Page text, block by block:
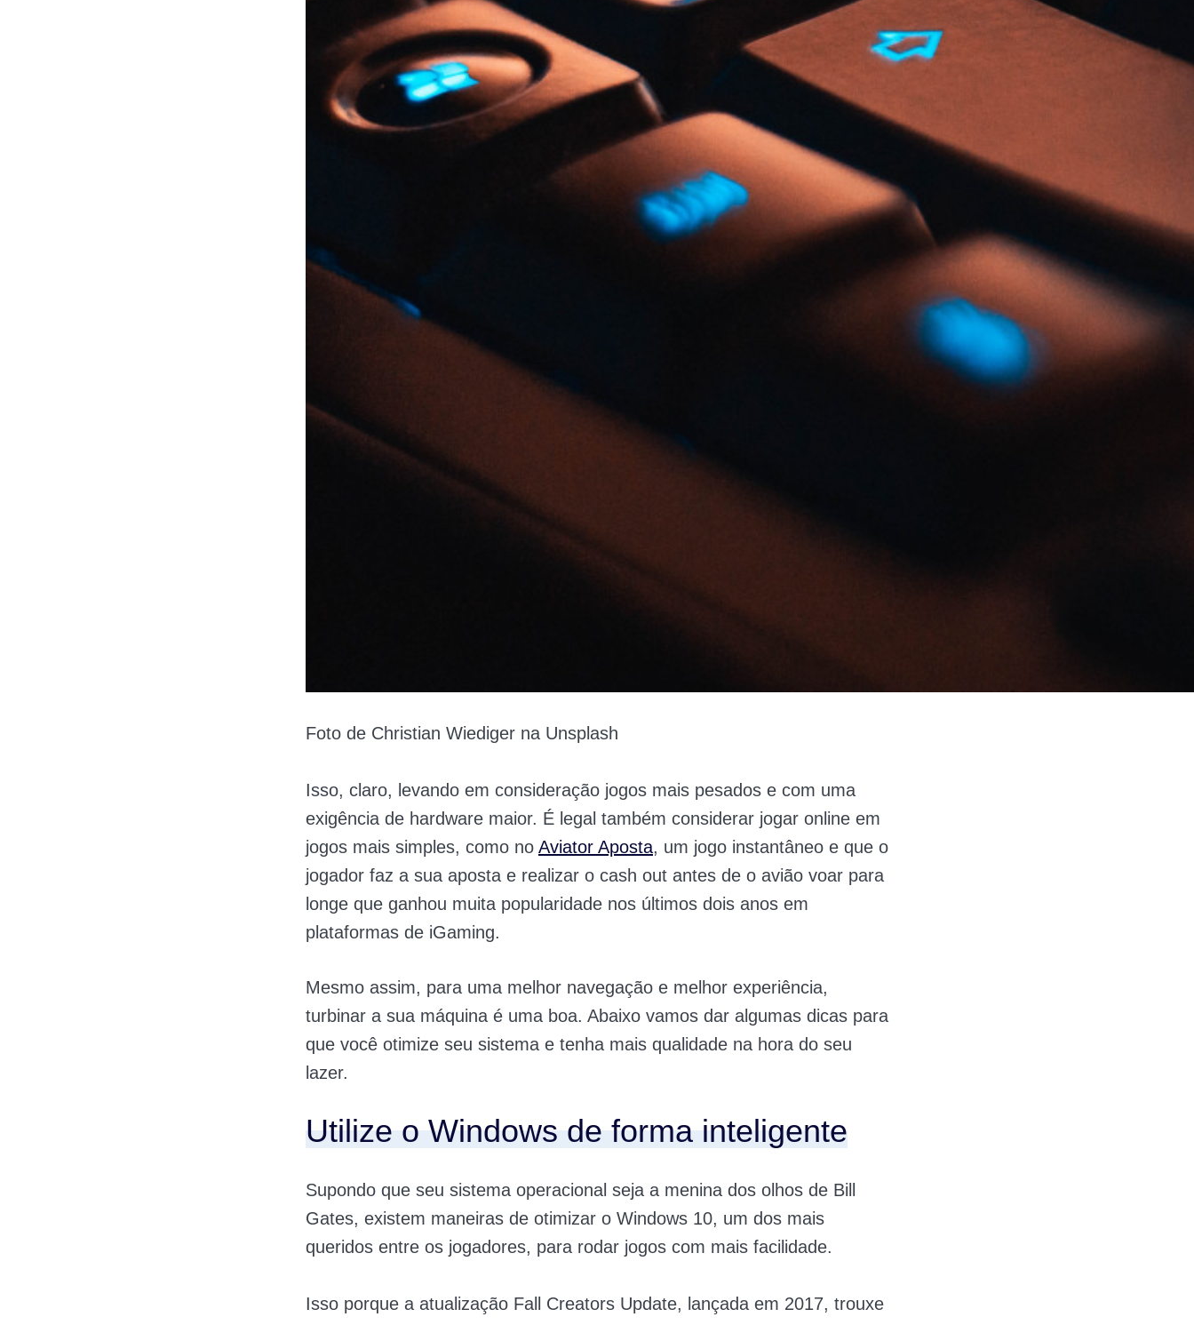
Foto de Christian Wiediger na Unsplash
Isso, claro, levando em consideração jogos mais pesados e com uma
exigência de hardware maior. É legal também considerar jogar online em
jogos mais simples, como no Aviator Aposta, um jogo instantâneo e que o
jogador faz a sua aposta e realizar o cash out antes de o avião voar para
longe que ganhou muita popularidade nos últimos dois anos em
plataformas de iGaming.
Mesmo assim, para uma melhor navegação e melhor experiência,
turbinar a sua máquina é uma boa. Abaixo vamos dar algumas dicas para
que você otimize seu sistema e tenha mais qualidade na hora do seu
lazer.
Utilize o Windows de forma inteligente
Supondo que seu sistema operacional seja a menina dos olhos de Bill
Gates, existem maneiras de otimizar o Windows 10, um dos mais
queridos entre os jogadores, para rodar jogos com mais facilidade.
Isso porque a atualização Fall Creators Update, lançada em 2017, trouxe